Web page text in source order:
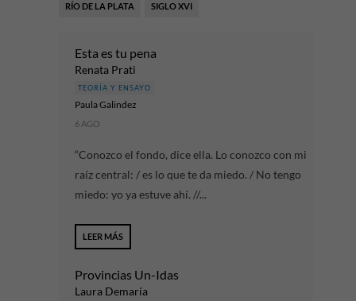
RÍO DE LA PLATA SIGLO XVI
Esta es tu pena
Renata Prati
TEORÍA Y ENSAYO
Paula Gal​i​ndez
6 AGO
“Conozco el fondo, dice ella. Lo conozco con mi
raíz central: / es lo que te da miedo. / No tengo
miedo: yo ya estuve ahí. //...
LEER MÁS
Provincias Un-Idas
Laura Demaría